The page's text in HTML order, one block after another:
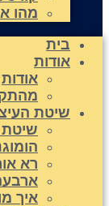
מהו
בית
אודות
אודות
שיטת
שיטת
רא
ארבעה
איך